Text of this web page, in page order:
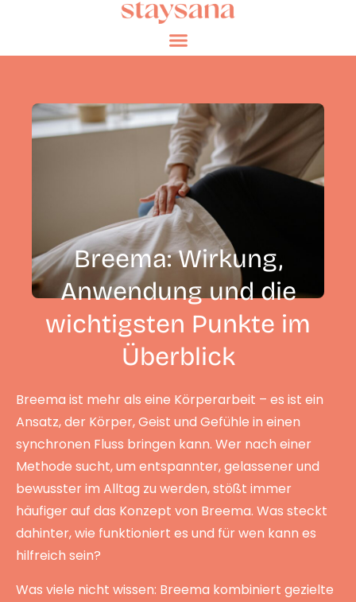
Breema: Wirkung,
Anwendung und die
wichtigsten Punkte im
Überblick
Breema ist mehr als eine Körperarbeit – es ist ein
Ansatz, der Körper, Geist und Gefühle in einen
synchronen Fluss bringen kann. Wer nach einer
Methode sucht, um entspannter, gelassener und
bewusster im Alltag zu werden, stößt immer
häufiger auf das Konzept von Breema. Was steckt
dahinter, wie funktioniert es und für wen kann es
hilfreich sein?
Was viele nicht wissen: Breema kombiniert gezielte